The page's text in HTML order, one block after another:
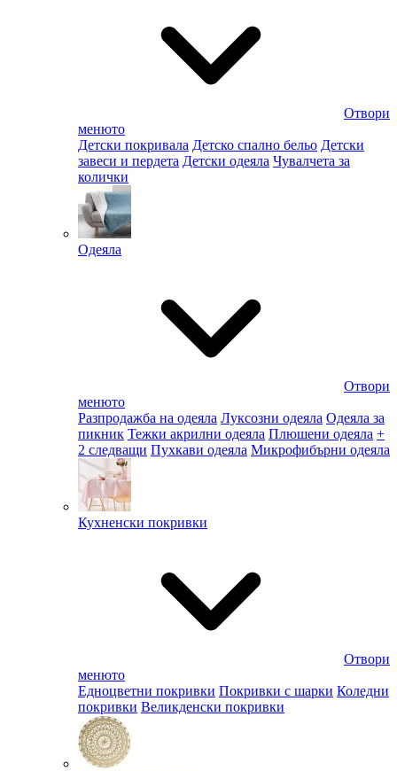
Отвори
менюто
Детски покривала Детско спално бельо Детски
завеси и пердета Детски одеяла Чувалчета за
колички
Одеяла
Отвори
менюто
Разпродажба на одеяла Луксозни одеяла Одеяла за
пикник Тежки акрилни одеяла Плюшени одеяла +
2 следващи Пухкави одеяла Микрофибърни одеяла
Кухненски покривки
Отвори
менюто
Едноцветни покривки Покривки с шарки Коледни
покривки Великденски покривки